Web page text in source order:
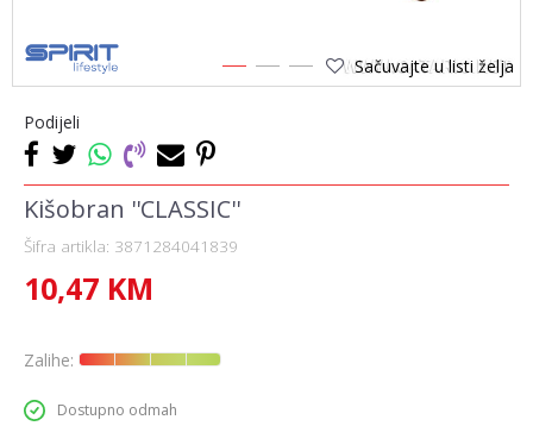
1 2 3 Sačuvajte u listi želja
Podijeli
Kišobran ''CLASSIC''
Šifra artikla: 3871284041839
10,47 KM
Zalihe:
Dostupno odmah